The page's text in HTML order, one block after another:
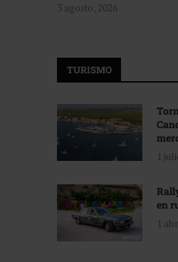
3 agosto, 2026
TURISMO
1
en
1